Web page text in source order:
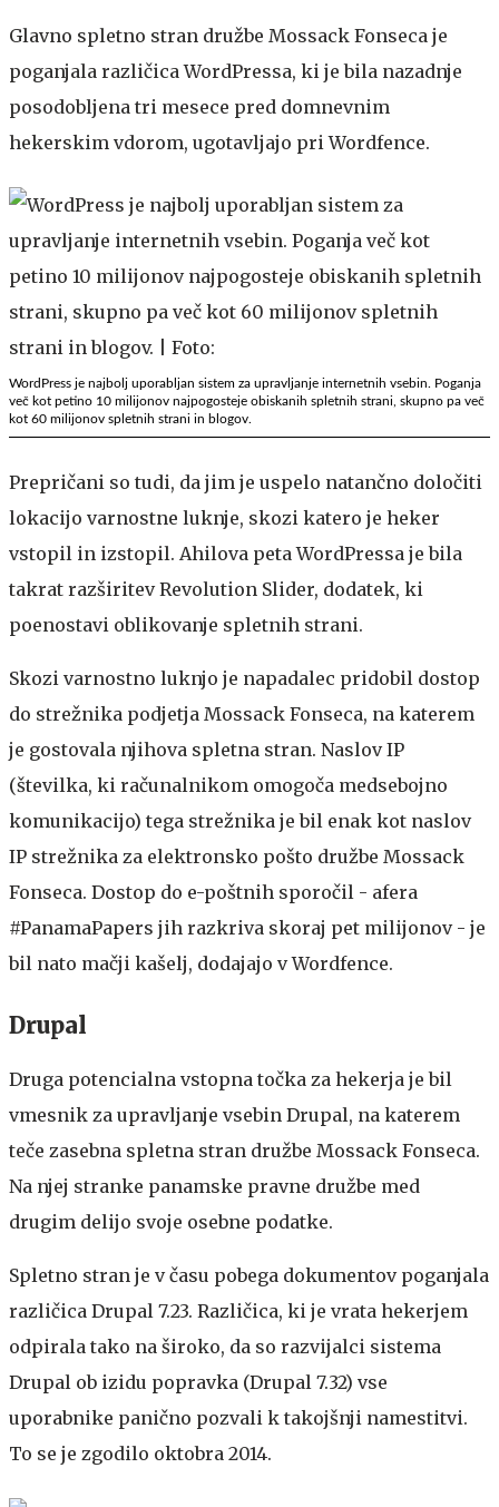
Glavno spletno stran družbe Mossack Fonseca je
poganjala različica WordPressa, ki je bila nazadnje
posodobljena tri mesece pred domnevnim
hekerskim vdorom, ugotavljajo pri Wordfence.
WordPress je najbolj uporabljan sistem za upravljanje internetnih vsebin. Poganja
več kot petino 10 milijonov najpogosteje obiskanih spletnih strani, skupno pa več
kot 60 milijonov spletnih strani in blogov.
Prepričani so tudi, da jim je uspelo natančno določiti
lokacijo varnostne luknje, skozi katero je heker
vstopil in izstopil. Ahilova peta WordPressa je bila
takrat razširitev Revolution Slider, dodatek, ki
poenostavi oblikovanje spletnih strani.
Skozi varnostno luknjo je napadalec pridobil dostop
do strežnika podjetja Mossack Fonseca, na katerem
je gostovala njihova spletna stran. Naslov IP
(številka, ki računalnikom omogoča medsebojno
komunikacijo) tega strežnika je bil enak kot naslov
IP strežnika za elektronsko pošto družbe Mossack
Fonseca. Dostop do e-poštnih sporočil - afera
#PanamaPapers jih razkriva skoraj pet milijonov - je
bil nato mačji kašelj, dodajajo v Wordfence.
Drupal
Druga potencialna vstopna točka za hekerja je bil
vmesnik za upravljanje vsebin Drupal, na katerem
teče zasebna spletna stran družbe Mossack Fonseca.
Na njej stranke panamske pravne družbe med
drugim delijo svoje osebne podatke.
Spletno stran je v času pobega dokumentov poganjala
različica Drupal 7.23. Različica, ki je vrata hekerjem
odpirala tako na široko, da so razvijalci sistema
Drupal ob izidu popravka (Drupal 7.32) vse
uporabnike panično pozvali k takojšnji namestitvi.
To se je zgodilo oktobra 2014.